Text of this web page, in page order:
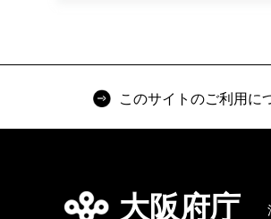
このサイトのご利用に
大阪府庁